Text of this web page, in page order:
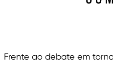
Frente ao debate em